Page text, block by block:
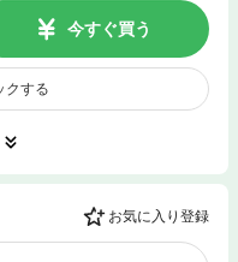
今すぐ買う
クする
お気に入り登録